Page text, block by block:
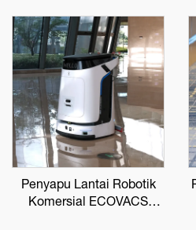
Penyapu Lantai Robotik
Komersial ECOVACS